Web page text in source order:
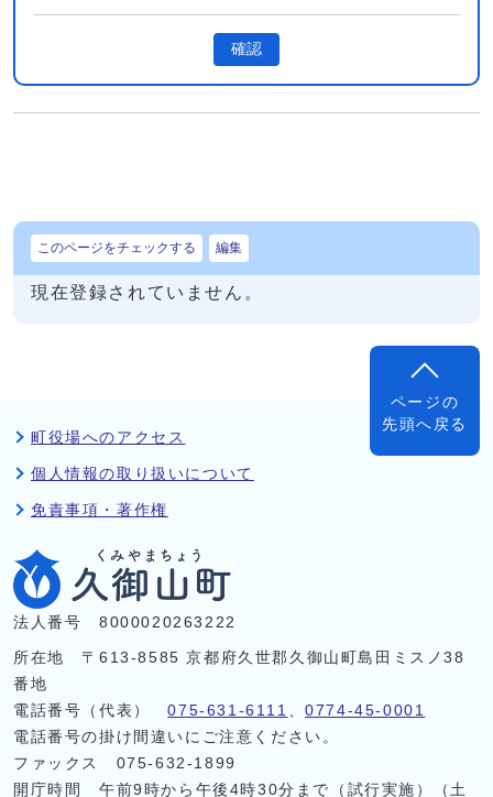
確認
このページをチェックする 編集
現在登録されていません。
ページの
先頭へ戻る
町役場へのアクセス
個人情報の取り扱いについて
免責事項・著作権
法人番号 8000020263222
所在地 〒613-8585 京都府久世郡久御山町島田ミスノ38
番地
電話番号（代表）075-631-6111 、0774-45-0001
電話番号の掛け間違いにご注意ください。
ファックス 075-632-1899
開庁時間 午前9時から午後4時30分まで（試行実施）（土